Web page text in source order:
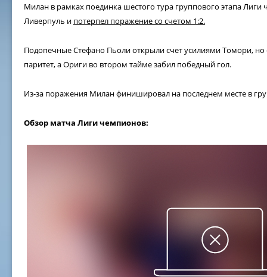
Милан в рамках поединка шестого тура группового этапа
Ливерпуль и потерпел поражение со счетом 1:2.
Подопечные Стефано Пьоли открыли счет усилиями Томори, но
паритет, а Ориги во втором тайме забил победный гол.
Из-за поражения Милан финишировал на последнем месте в
Обзор матча Лиги чемпионов: